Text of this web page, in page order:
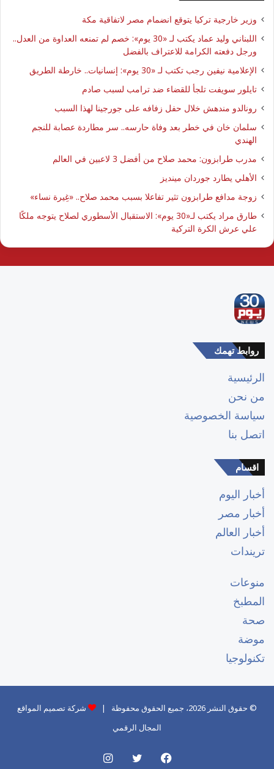
وزير خارجية تركيا يتوقع انضمام مصر لاتفاقية مكة
اللبناني وليد عماد يكتب لـ «30 يوم»: خصم لم تمنعه العداوة من العدل..
ورجل دفعته الكرامة للاعتراف بالفضل
الإعلامية نيفين رجب تكتب لـ «30 يوم»: إنسانيات.. خارطة الطريق
تايلور سويفت تلجأ للقضاء ضد ترامب لسبب صادم
رونالدو مندهش خلال حفل زفافه على جورجينا لهذا السبب
سلمان خان في خطر بعد وفاة حارسه.. سر مطاردة عصابة للنجم
الهندي
مدرب طرابزون: محمد صلاح من أفضل 3 لاعبين في العالم
الأهلي يطارد جوردان مينديز
زوجة مدافع طرابزون تثير تفاعلا بسبب محمد صلاح.. «غِيرة نساء»
طارق مراد يكتب لـ«30 يوم»: الاستقبال الأسطوري لصلاح يتوجه ملكًا
علي عرش الكرة التركية
روابط تهمك
الرئيسية
من نحن
سياسة الخصوصية
اتصل بنا
اقسام
أخبار اليوم
أخبار مصر
أخبار العالم
تريندات
منوعات
المطبخ
صحة
موضة
تكنولوجيا
© حقوق النشر 2026، جميع الحقوق محفوظة |
شركة تصميم المواقع
المجال الرقمي
فيسبوك تويتر انستقرام